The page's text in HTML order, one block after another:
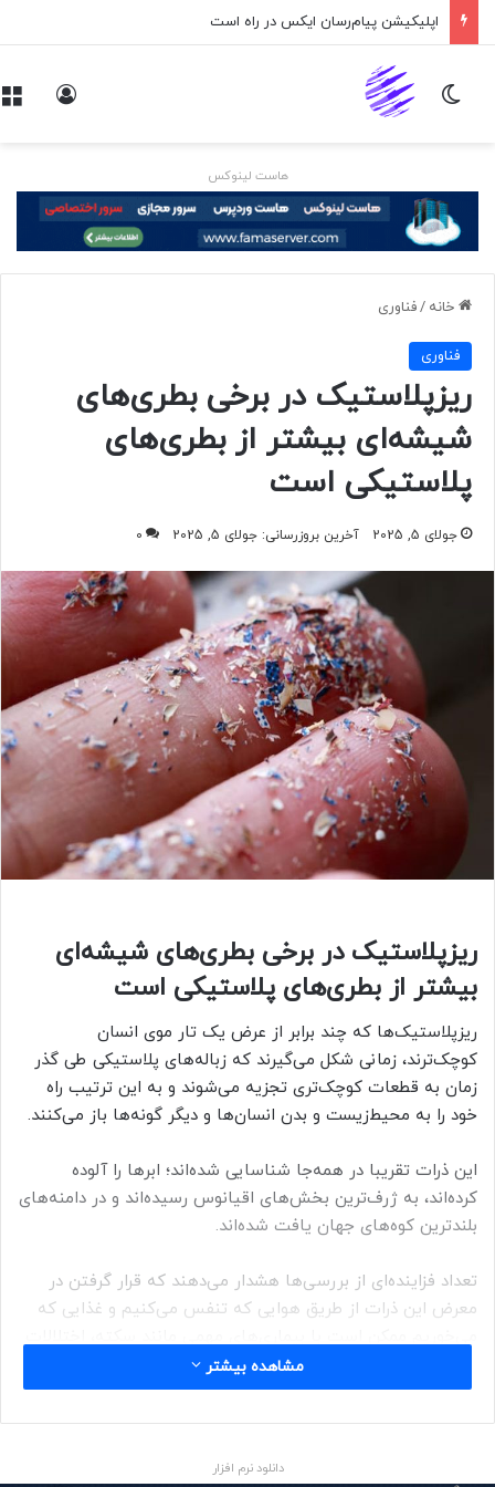
اپلیکیشن پیام‌رسان ایکس در راه است
تغییر پوسته
هاست لینوکس
خانه /فناوری
فناوری
ریزپلاستیک‌ در برخی بطری‌های
شیشه‌ای بیشتر از بطری‌های
پلاستیکی است
جولای 5, 2025 آخرین بروزرسانی: جولای 5, 2025 0
ریزپلاستیک‌ در برخی بطری‌های شیشه‌ای
بیشتر از بطری‌های پلاستیکی است
ریزپلاستیک‌ها که چند برابر از عرض یک تار موی انسان
کوچک‌ترند، زمانی شکل می‌گیرند که زباله‌های پلاستیکی طی گذر
زمان به قطعات کوچک‌تری تجزیه می‌شوند و به این ترتیب راه
خود را به محیط‌زیست و بدن انسان‌ها و دیگر گونه‌ها باز می‌کنند.
این ذرات تقریبا در همه‌جا شناسایی شده‌اند؛ ابرها را آلوده
کرده‌اند، به ژرف‌ترین بخش‌های اقیانوس رسیده‌اند و در دامنه‌های
بلندترین کوه‌های جهان یافت شده‌اند.
تعداد فزاینده‌ای از بررسی‌ها هشدار می‌دهند که قرار گرفتن در
معرض این ذرات از طریق هوایی که تنفس می‌کنیم و غذایی که
هورمونی و چند نوع سرطان مرتبط باشد.
دانشمندان امیدوارند از پراکندگی و فراوانی این ذرات بالقوه سمی و
آورند. تحقیقات پیشین شواهدی مستقیم پیدا کرده‌اند که یکی از
مشاهده بیشتر
دانلود نرم افزار